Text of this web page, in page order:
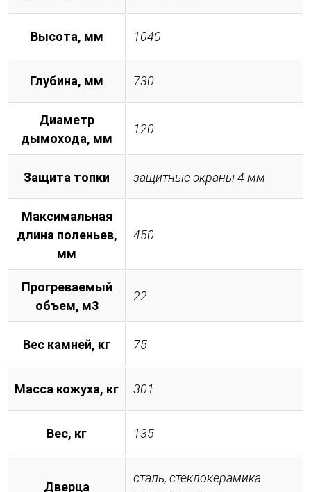
Высота, мм 1040
Глубина, мм 730
Диаметр
дымохода, мм
120
Защита топки защитные экраны 4 мм
Максимальная
длина поленьев,
мм
450
Прогреваемый
объем, м3
22
Вес камней, кг 75
Масса кожуха, кг 301
Вес, кг 135
Дверца
сталь, стеклокерамика